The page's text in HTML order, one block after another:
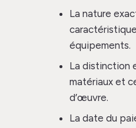
La nature
équipements.
La distinction
matériaux et
d’œuvre.
La date du